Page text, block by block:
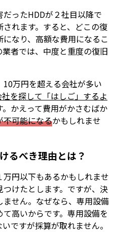
ったHDDが２社目以降で
れます。すると、どこの復
なり、高額な費用になるこ
者では、中度と重度の復旧
万円を超える会社が多い
を探して「はしご」するよ
。かえって費用がかさむばか
不可能になるかもしれませ
るべき理由とは？
円以下もあるかもしれませ
けたとします。ですが、決
せん。なぜなら、専用設備
高いからです。専用設備を
ですが採算が取れません。